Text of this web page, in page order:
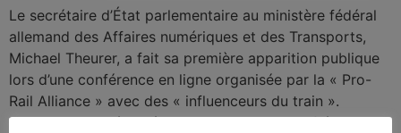
Le secrétaire d’État parlementaire au ministère fédéral
allemand des Affaires numériques et des Transports,
Michael Theurer, a fait sa première apparition publique
lors d’une conférence en ligne organisée par la « Pro-
Rail Alliance » avec des « influenceurs du train ».
Theurer s’est présenté comme un “voyageur fréquent du